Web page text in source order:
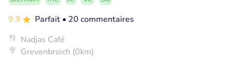
9.9
Parfait • 20 commentaires
Nadjas Café
Grevenbroich (0km)